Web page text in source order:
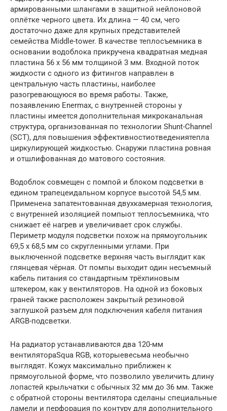
армированными шлангами в защитной нейлоновой
оплётке черного цвета. Их длина — 40 см, чего
достаточно даже для крупных представителей
семейства Middle-tower. В качестве теплосъемника в
основании водоблока прикручена квадратная медная
пластина 56 x 56 мм толщиной 3 мм. Входной поток
жидкости с одного из фитингов направлен в
центральную часть пластины, наиболее
разогревающуюся во время работы. Также,
позаявлению Enermax, c внутренней стороны у
пластины имеется дополнительная микроканальная
структура, организованная по технологии Shunt-Channel
(SCT), для повышения эффективностиотведениятепла
циркулирующей жидкостью. Снаружи пластина ровная
и отшлифованная до матового состояния.
Водоблок совмещен с помпой и блоком подсветки в
едином трапецеидальном корпусе высотой 54,5 мм.
Применена запатентованная двухкамерная технология,
с внутренней изоляцией помпыот теплосъемника, что
снижает её нагрев и увеличивает срок службы.
Периметр модуля подсветки похож на прямоугольник
69,5 x 68,5 мм со скругленными углами. При
выключенной подсветке верхняя часть выглядит как
глянцевая чёрная. От помпы выходит один несъемный
кабель питания со стандартным трёхпиновым
штекером, как у вентиляторов. На одной из боковых
граней также расположен закрытый резиновой
заглушкой разъем для подключения кабеля питания
ARGB-подсветки.
На радиатор устанавливаются два 120-мм
вентилятораSqua RGB, которыевесьма необычно
выглядят. Кожух максимально приближен к
прямоугольной форме, что позволило увеличить длину
лопастей крыльчатки с обычных 32 мм до 36 мм. Также
с обратной стороны вентилятора сделаны специальные
ламели и перфорация по контуру для дополнительного